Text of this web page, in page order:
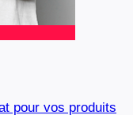
pour vos produits